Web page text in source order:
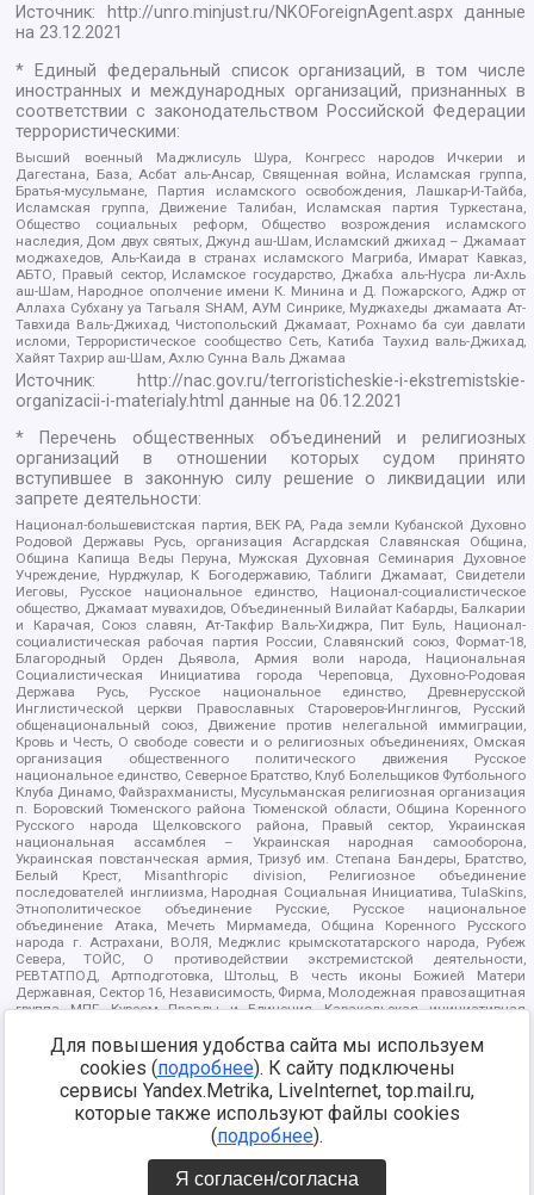
Источник: http://unro.minjust.ru/NKOForeignAgent.aspxданные
на23.12.2021
* Единый федеральный список организаций, в том числе
иностранных и международных организаций, признанных в
соответствии с законодательством Российской Федерации
террористическими:
Высший военный Маджлисуль Шура, Конгресс народов Ичкерии и
Дагестана, База, Асбат аль-Ансар, Священная война, Исламская группа,
Братья-мусульмане, Партия исламского освобождения, Лашкар-И-Тайба,
Исламская группа, Движение Талибан, Исламская партия Туркестана,
Общество социальных реформ, Общество возрождения исламского
наследия, Дом двух святых, Джунд аш-Шам, Исламский джихад – Джамаат
моджахедов, Аль-Каида в странах исламского Магриба, Имарат Кавказ,
АБТО, Правый сектор, Исламское государство, Джабха аль-Нусра ли-Ахль
аш-Шам, Народное ополчение имени К. Минина и Д. Пожарского, Аджр от
Аллаха Субхану уа Тагьаля SHAM, АУМ Синрике, Муджахеды джамаата Ат-
Тавхида Валь-Джихад, Чистопольский Джамаат, Рохнамо ба суи давлати
исломи, Террористическое сообщество Сеть, Катиба Таухид валь-Джихад,
Хайят Тахрир аш-Шам, Ахлю Сунна Валь Джамаа
Источник:
http://nac.gov.ru/terroristicheskie-i-ekstremistskie-
organizacii-i-materialy.html данные на06.12.2021
* Перечень общественных объединений и религиозных
организаций в отношении которых судом принято
вступившее в законную силу решение о ликвидации или
запрете деятельности:
Национал-большевистская партия, ВЕК РА, Рада земли Кубанской Духовно
Родовой Державы Русь, организация Асгардская Славянская Община,
Община Капища Веды Перуна, Мужская Духовная Семинария Духовное
Учреждение, Нурджулар, К Богодержавию, Таблиги Джамаат, Свидетели
Иеговы, Русское национальное единство, Национал-социалистическое
общество, Джамаат мувахидов, Объединенный Вилайат Кабарды, Балкарии
и Карачая, Союз славян, Ат-Такфир Валь-Хиджра, Пит Буль, Национал-
социалистическая рабочая партия России, Славянский союз, Формат-18,
Благородный Орден Дьявола, Армия воли народа, Национальная
Социалистическая Инициатива города Череповца, Духовно-Родовая
Держава Русь, Русское национальное единство, Древнерусской
Инглистической церкви Православных Староверов-Инглингов, Русский
общенациональный союз, Движение против нелегальной иммиграции,
Кровь и Честь, О свободе совести и о религиозных объединениях, Омская
организация общественного политического движения Русское
национальное единство, Северное Братство, Клуб Болельщиков Футбольного
Клуба Динамо, Файзрахманисты, Мусульманская религиозная организация
п. Боровский Тюменского района Тюменской области, Община Коренного
Русского народа Щелковского района, Правый сектор, Украинская
национальная ассамблея – Украинская народная самооборона,
Украинская повстанческая армия, Тризуб им. Степана Бандеры, Братство,
Белый Крест, Misanthropic division, Религиозное объединение
последователей инглиизма, Народная Социальная Инициатива, TulaSkins,
Этнополитическое объединение Русские, Русское национальное
объединение Атака, Мечеть Мирмамеда, Община Коренного Русского
народа г. Астрахани, ВОЛЯ, Меджлис крымскотатарского народа, Рубеж
Севера, ТОЙС, О противодействии экстремистской деятельности,
РЕВТАТПОД, Артподготовка, Штольц, В честь иконы Божией Матери
Державная, Сектор 16, Независимость, Фирма, Молодежная правозащитная
группа МПГ, Курсом Правды и Единения, Каракольская инициативная
Благотворительный пансионат Ак Умут, Русская республика Русь,
Арестантское уголовное единство, Башкорт, Нация и свобода, W.H.С., Фалунь
Дафа, Иртыш Ultras, Русский Патриотический клуб-Новокузнецк/РПК,
Сибирский державный союз, Фонд борьбы с коррупцией, Фонд защиты прав
граждан, Штабы Навального, Совет граждан СССР Прикубанского округа г.
https://minjust.gov.ru/ru/documents/7822/
Для повышения удобства сайта мы используем
cookies (подробнее). К сайту подключены
сервисы Yandex.Metrika, LiveInternet, top.mail.ru,
которые также используют файлы cookies
(подробнее).
Я согласен/согласна